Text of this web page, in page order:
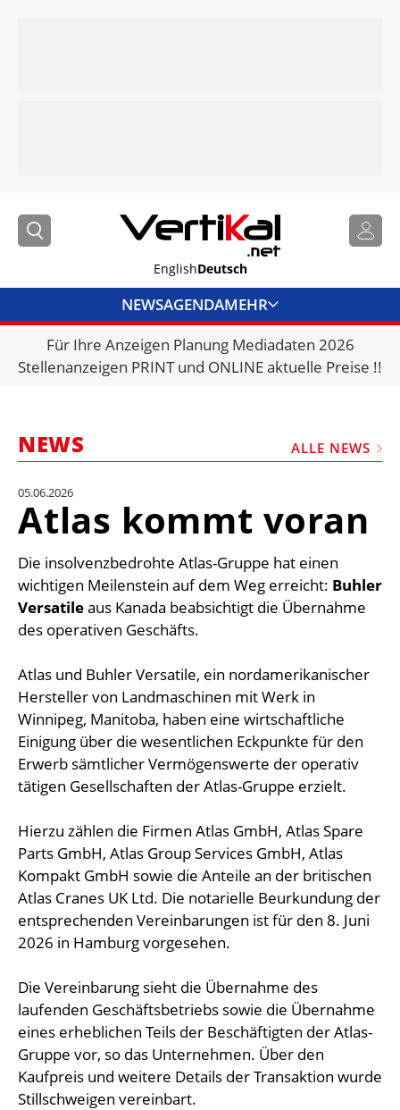
EnglishDeutsch
NEWSAGENDAMEHR
BRANCHENLINKS
VERMIETER
VIDEOS
KRAN & BÜHNE
MEDIADATEN
EINHEITENKONVERTER
KONTAKT
Für Ihre Anzeigen Planung Mediadaten 2026
Stellenanzeigen PRINT und ONLINE aktuelle Preise !!
NEWS ALLE NEWS
05.06.2026
Atlas kommt voran
Die insolvenzbedrohte Atlas-Gruppe hat einen
wichtigen Meilenstein auf dem Weg erreicht: Buhler
Versatileaus Kanada beabsichtigt die Übernahme
des operativen Geschäfts.
Atlas und Buhler Versatile, ein nordamerikanischer
Hersteller von Landmaschinen mit Werk in
Winnipeg, Manitoba, haben eine wirtschaftliche
Einigung über die wesentlichen Eckpunkte für den
Erwerb sämtlicher Vermögenswerte der operativ
tätigen Gesellschaften der Atlas-Gruppe erzielt.
Hierzu zählen die Firmen Atlas GmbH, Atlas Spare
Parts GmbH, Atlas Group Services GmbH, Atlas
Kompakt GmbH sowie die Anteile an der britischen
Atlas Cranes UK Ltd. Die notarielle Beurkundung der
entsprechenden Vereinbarungen ist für den 8. Juni
2026 in Hamburg vorgesehen.
Die Vereinbarung sieht die Übernahme des
laufenden Geschäftsbetriebs sowie die Übernahme
eines erheblichen Teils der Beschäftigten der Atlas-
Gruppe vor, so das Unternehmen. Über den
Kaufpreis und weitere Details der Transaktion wurde
Stillschweigen vereinbart.